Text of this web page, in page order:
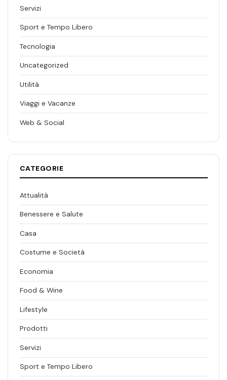
Servizi
Sport e Tempo Libero
Tecnologia
Uncategorized
Utilità
Viaggi e Vacanze
Web & Social
CATEGORIE
Attualità
Benessere e Salute
Casa
Costume e Società
Economia
Food & Wine
Lifestyle
Prodotti
Servizi
Sport e Tempo Libero